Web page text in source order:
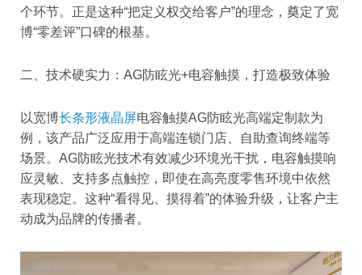
个环节。正是这种“把定义权交给客户”的理念，奠定了宽
博“零差评”口碑的根基。
二、技术硬实力：AG防眩光+电容触摸，打造极致体验
以宽博长条形液晶屏电容触摸AG防眩光高端定制款为
例，该产品广泛应用于高端连锁门店、自助查询终端等
场景。AG防眩光技术有效减少环境光干扰，电容触摸响
应灵敏、支持多点触控，即使在高亮度零售环境中依然
表现稳定。这种“看得见、摸得着”的体验升级，让客户主
动成为品牌的传播者。